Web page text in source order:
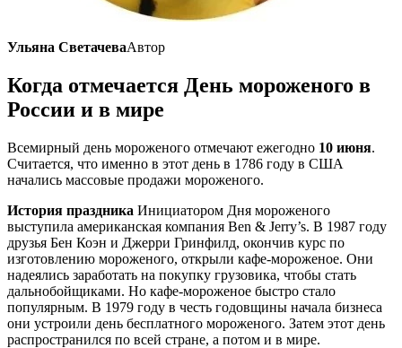
Ульяна СветачеваАвтор
Когда отмечается День мороженого в
России и в мире
Всемирный день мороженого отмечают ежегодно 10 июня.
Считается, что именно в этот день в 1786 году в США
начались массовые продажи мороженого.
История праздника Инициатором Дня мороженого
выступила американская компания Ben & Jerry’s. В 1987 году
друзья Бен Коэн и Джерри Гринфилд, окончив курс по
изготовлению мороженого, открыли кафе-мороженое. Они
надеялись заработать на покупку грузовика, чтобы стать
дальнобойщиками. Но кафе-мороженое быстро стало
популярным. В 1979 году в честь годовщины начала бизнеса
они устроили день бесплатного мороженого. Затем этот день
распространился по всей стране, а потом и в мире.